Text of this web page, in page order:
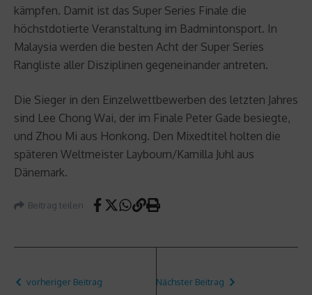
kämpfen. Damit ist das Super Series Finale die
höchstdotierte Veranstaltung im Badmintonsport. In
Malaysia werden die besten Acht der Super Series
Rangliste aller Disziplinen gegeneinander antreten.
Die Sieger in den Einzelwettbewerben des letzten Jahres
sind Lee Chong Wai, der im Finale Peter Gade besiegte,
und Zhou Mi aus Honkong. Den Mixedtitel holten die
späteren Weltmeister Laybourn/Kamilla Juhl aus
Dänemark.
Beitrag teilen
vorheriger Beitrag Nächster Beitrag